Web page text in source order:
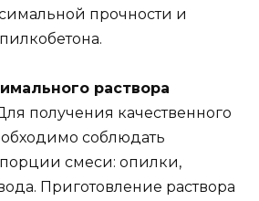
прочности и
раствора
получения качественного
соблюдать
смеси: опилки,
Приготовление раствора